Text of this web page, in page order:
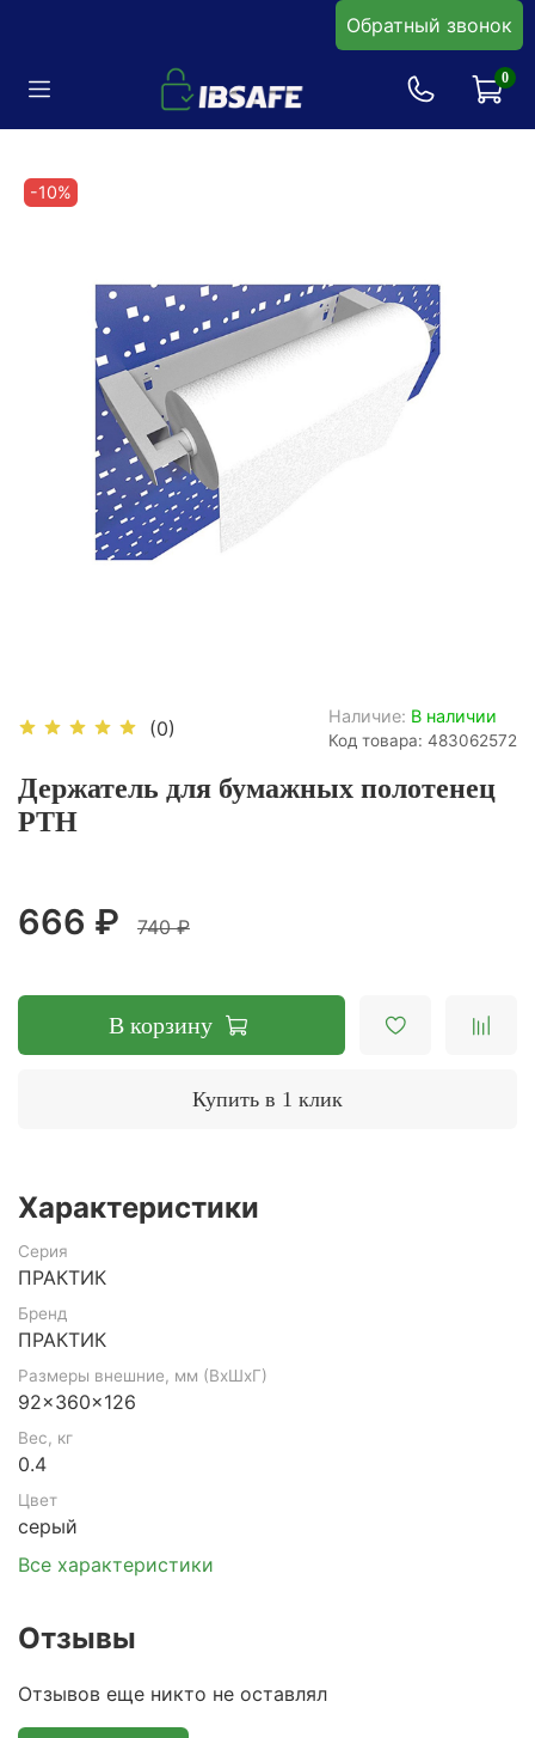
Обратный звонок
0
-10%
(0)
Наличие: В наличии
Код товара: 483062572
Держатель для бумажных полотенец
PTH
666 ₽ 740 ₽
В корзину
Купить в 1 клик
Характеристики
Серия
ПРАКТИК
Бренд
ПРАКТИК
Размеры внешние, мм (ВхШхГ)
92x360x126
Вес, кг
0.4
Цвет
серый
Все характеристики
Отзывы
Отзывов еще никто не оставлял